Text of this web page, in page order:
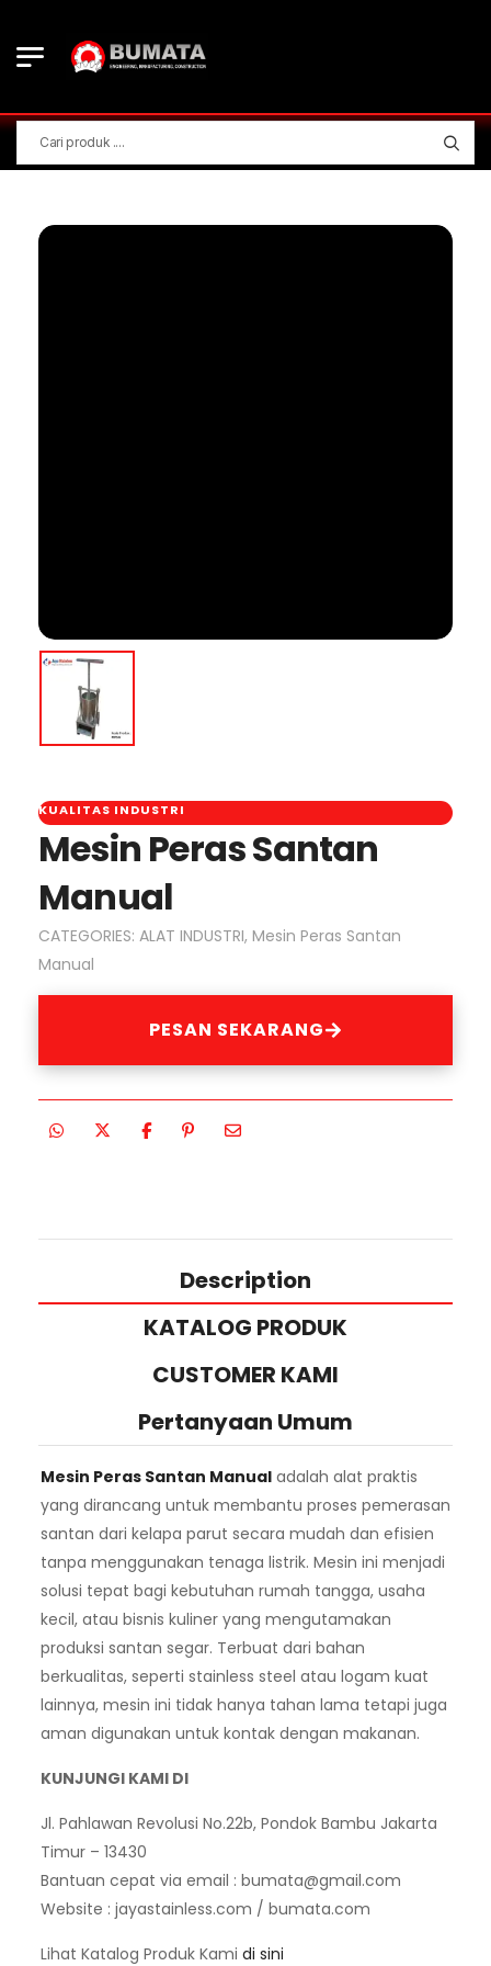
KUALITAS INDUSTRI
Mesin Peras Santan
Manual
CATEGORIES: ALAT INDUSTRI, Mesin Peras Santan
Manual
PESAN SEKARANG
Description
KATALOG PRODUK
CUSTOMER KAMI
Pertanyaan Umum
Mesin Peras Santan Manual adalah alat praktis
yang dirancang untuk membantu proses pemerasan
santan dari kelapa parut secara mudah dan efisien
tanpa menggunakan tenaga listrik. Mesin ini menjadi
solusi tepat bagi kebutuhan rumah tangga, usaha
kecil, atau bisnis kuliner yang mengutamakan
produksi santan segar. Terbuat dari bahan
berkualitas, seperti stainless steel atau logam kuat
lainnya, mesin ini tidak hanya tahan lama tetapi juga
aman digunakan untuk kontak dengan makanan.
KUNJUNGI KAMI DI
Jl. Pahlawan Revolusi No.22b, Pondok Bambu Jakarta
Timur – 13430
Bantuan cepat via email : bumata@gmail.com
Website : jayastainless.com / bumata.com
Lihat Katalog Produk Kami di sini